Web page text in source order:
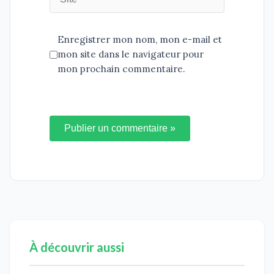
Enregistrer mon nom, mon e-mail et
mon site dans le navigateur pour
mon prochain commentaire.
Publier un commentaire »
À découvrir aussi